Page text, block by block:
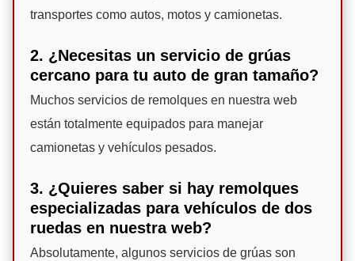
transportes como autos, motos y camionetas.
2. ¿Necesitas un servicio de grúas
cercano para tu auto de gran tamaño?
Muchos servicios de remolques en nuestra web
están totalmente equipados para manejar
camionetas y vehículos pesados.
3. ¿Quieres saber si hay remolques
especializadas para vehículos de dos
ruedas en nuestra web?
Absolutamente, algunos servicios de grúas son